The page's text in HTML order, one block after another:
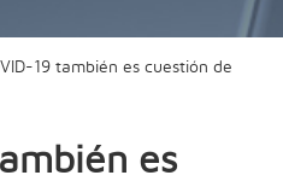
19 también es cuestión de
es